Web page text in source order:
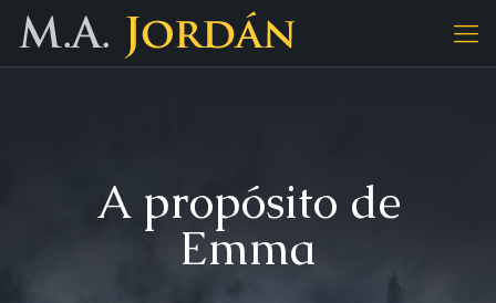
A propósito de
Emma